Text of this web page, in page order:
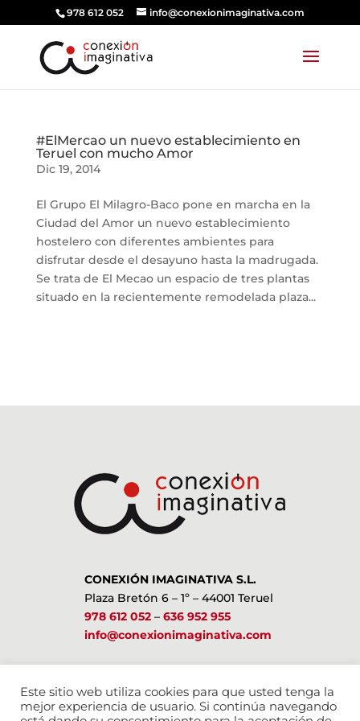
978 612 052 info@conexionimaginativa.com
#ElMercao un nuevo establecimiento en
Teruel con mucho Amor
Dic 19, 2014
El Grupo El Milagro-Baco pone en marcha en la
Ciudad del Amor un nuevo establecimiento
hostelero con diferentes ambientes para
disfrutar desde el desayuno hasta la madrugada.
Se trata de El Mecao un espacio de tres plantas
situado en la recientemente remodelada plaza...
CONEXIÓN IMAGINATIVA S.L.
Plaza Bretón 6 – 1º – 44001 Teruel
978 612 052– 636 952 955
info@conexionimaginativa.com
Este sitio web utiliza cookies para que usted tenga la
mejor experiencia de usuario. Si continúa navegando